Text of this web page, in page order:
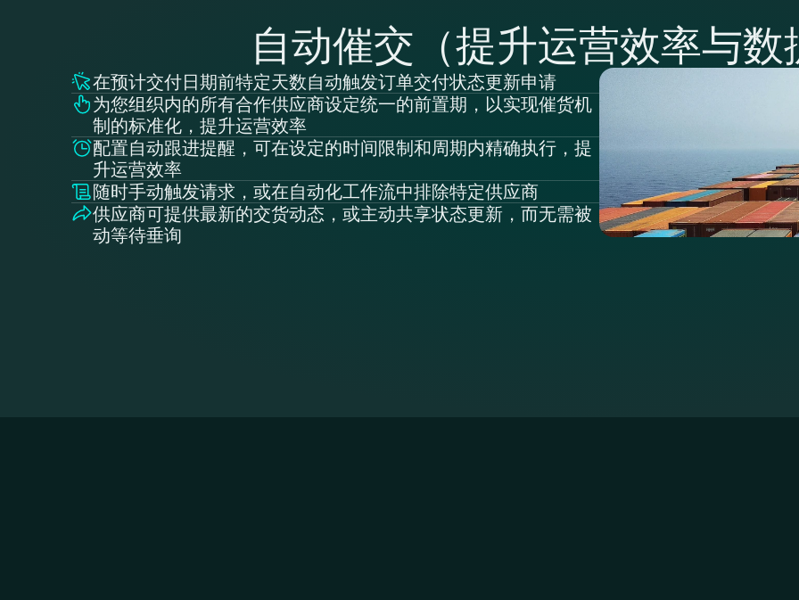
自动催交（提升运营效率与
在预计交付日期前特定天数自动触发订单交付状态更新申请
为您组织内的所有合作供应商设定统一的前置期，以实现催货机
制的标准化，提升运营效率
配置自动跟进提醒，可在设定的时间限制和周期内精确执行，提
升运营效率
随时手动触发请求，或在自动化工作流中排除特定供应商
供应商可提供最新的交货动态，或主动共享状态更新，而无需被
动等待垂询